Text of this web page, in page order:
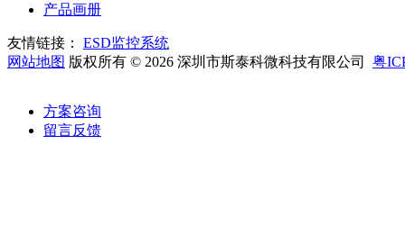
产品画册
友情链接：
ESD监控系统
网站地图 版权所有 © 2026 深圳市斯泰科微科技有限公司 粤
方案咨询
留言反馈